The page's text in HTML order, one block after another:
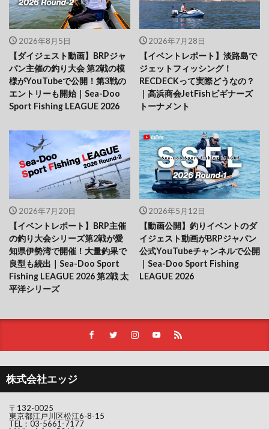
2026年8月5日
【ダイジェスト動画】BRPジャ
パン主催の釣り大会 第2戦の模
様がYouTubeで公開！第3戦の
エントリーも開始｜Sea-Doo
Sport Fishing LEAGUE 2026
2026年7月28日
【イベントレポート】淡路島で
ジェットフィッシング！
RECDECKって実際どうなの？
｜高浜商会JetFishビギナーズ
トーナメント
2026年7月20日
【イベントレポート】BRP主催
の釣り大会シリーズ第2戦が愛
知県伊勢湾で開催！大量釣果で
良型も続出｜Sea-Doo Sport
Fishing LEAGUE 2026 第2戦 太
平洋シリーズ
2026年5月12日
【動画公開】釣りイベントのダ
イジェスト動画がBRPジャパン
公式YouTubeチャンネルで公開
｜Sea-Doo Sport Fishing
LEAGUE 2026
株式会社エッジ
〒132-0025
東京都江戸川区松江6-8-15
TEL： 03-5661-7177